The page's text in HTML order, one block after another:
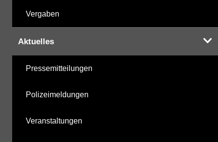
Vergaben
Aktuelles
Pressemitteilungen
Polizeimeldungen
Veranstaltungen